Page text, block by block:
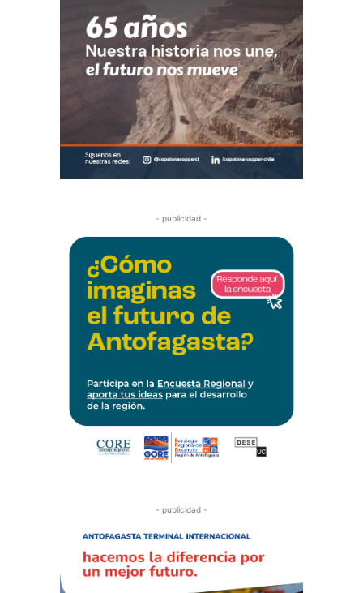
- publicidad -
- publicidad -